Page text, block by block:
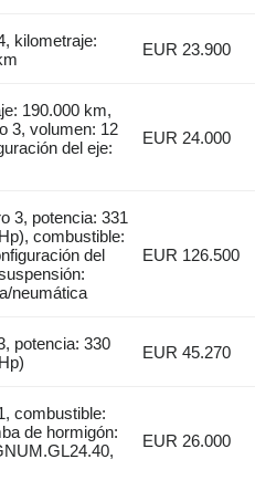
kilometraje:
EUR 23.900
190.000 km,
3, volumen: 12
del eje:
EUR 24.000
3, potencia: 331
combustible:
del
neumática
EUR 126.500
potencia: 330
EUR 45.270
combustible:
de hormigón:
EUR 26.000